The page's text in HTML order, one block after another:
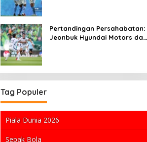
Pertandingan Persahabatan:
Jeonbuk Hyundai Motors dan
Tag Populer
Piala Dunia 2026
Sepak Bola